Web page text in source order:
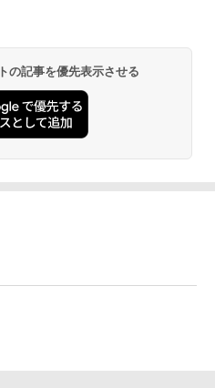
の記事を優先表示させる